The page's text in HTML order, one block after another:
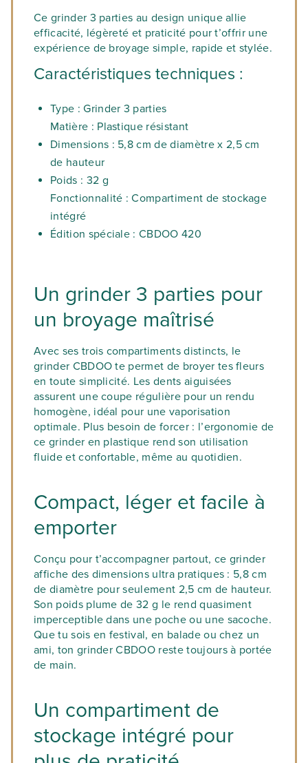
Ce grinder 3 parties au design unique allie
efficacité, légèreté et praticité pour t’offrir une
expérience de broyage simple, rapide et stylée.
Caractéristiques techniques :
Type : Grinder 3 parties
Matière : Plastique résistant
Dimensions : 5,8 cm de diamètre x 2,5 cm
de hauteur
Poids : 32 g
Fonctionnalité : Compartiment de stockage
intégré
Édition spéciale : CBDOO 420
Un grinder 3 parties pour
un broyage maîtrisé
Avec ses trois compartiments distincts, le
grinder CBDOO te permet de broyer tes fleurs
en toute simplicité. Les dents aiguisées
assurent une coupe régulière pour un rendu
homogène, idéal pour une vaporisation
optimale. Plus besoin de forcer : l’ergonomie de
ce grinder en plastique rend son utilisation
fluide et confortable, même au quotidien.
Compact, léger et facile à
emporter
Conçu pour t’accompagner partout, ce grinder
affiche des dimensions ultra pratiques : 5,8 cm
de diamètre pour seulement 2,5 cm de hauteur.
Son poids plume de 32 g le rend quasiment
imperceptible dans une poche ou une sacoche.
Que tu sois en festival, en balade ou chez un
ami, ton grinder CBDOO reste toujours à portée
de main.
Un compartiment de
stockage intégré pour